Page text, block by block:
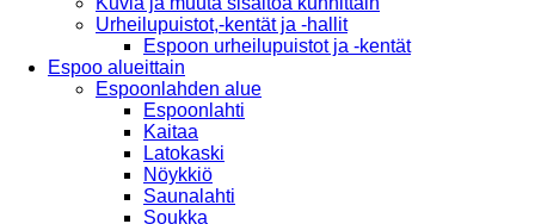
Urheilupuistot,-kentät ja -hallit
Espoon urheilupuistot ja -kentät
Espoo alueittain
Espoonlahden alue
Espoonlahti
Kaitaa
Latokaski
Nöykkiö
Saunalahti
Soukka